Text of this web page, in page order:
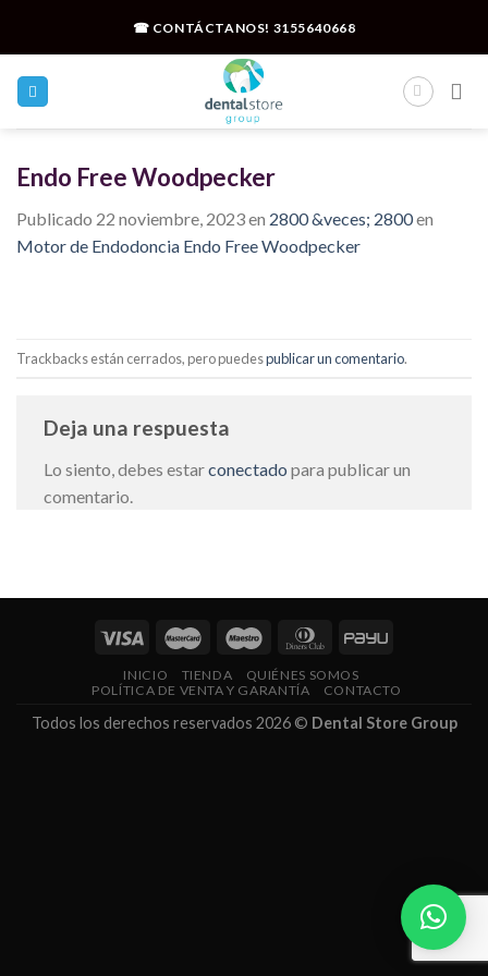
☎ CONTÁCTANOS! 3155640668
Endo Free Woodpecker
Publicado 22 noviembre, 2023en 2800 &veces; 2800en
Motor de Endodoncia Endo Free Woodpecker
Trackbacks están cerrados, pero puedespublicar un comentario.
Deja una respuesta
Lo siento, debes estarconectado para publicar un
comentario.
INICIO TIENDA
QUIÉNES SOMOS
POLÍTICA DE VENTA Y GARANTÍA
CONTACTO
Todos los derechos reservados 2026 © Dental Store Group